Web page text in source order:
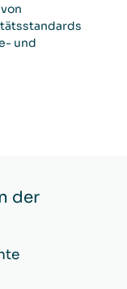
von
und
der